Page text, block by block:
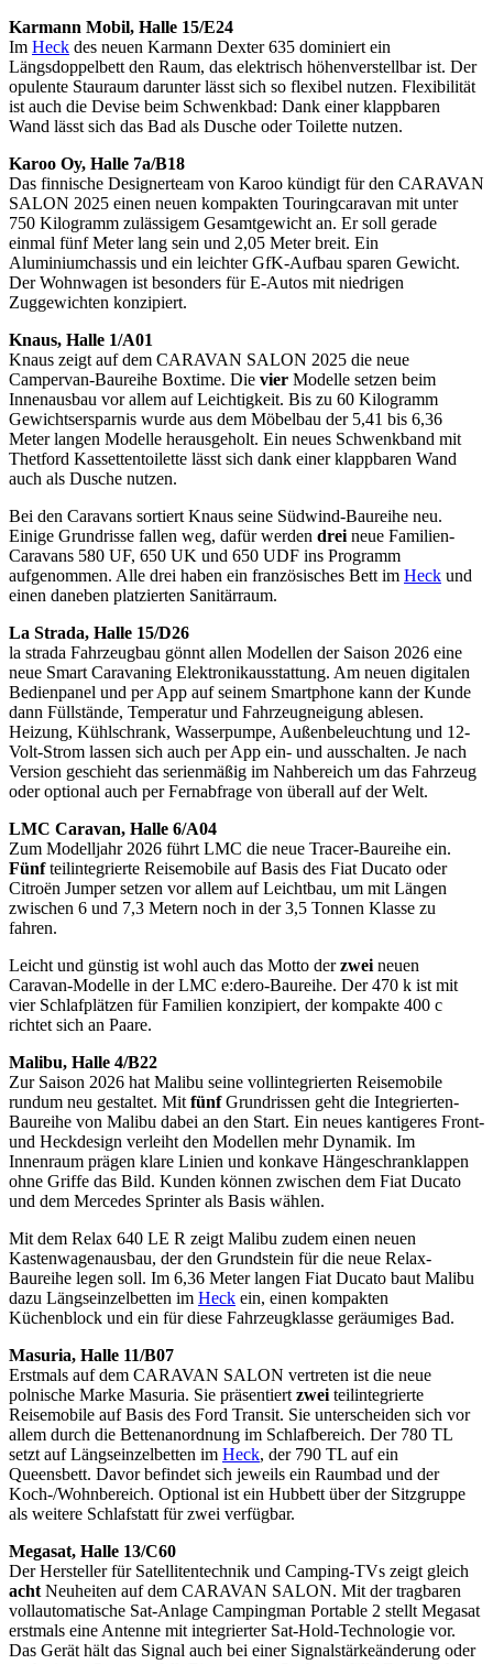
Karmann Mobil, Halle 15/E24
Im Heck des neuen Karmann Dexter 635 dominiert ein
Längsdoppelbett den Raum, das elektrisch höhenverstellbar ist. Der
opulente Stauraum darunter lässt sich so flexibel nutzen. Flexibilität
ist auch die Devise beim Schwenkbad: Dank einer klappbaren
Wand lässt sich das Bad als Dusche oder Toilette nutzen.
Karoo Oy, Halle 7a/B18
Das finnische Designerteam von Karoo kündigt für den CARAVAN
SALON 2025 einen neuen kompakten Touringcaravan mit unter
750 Kilogramm zulässigem Gesamtgewicht an. Er soll gerade
einmal fünf Meter lang sein und 2,05 Meter breit. Ein
Aluminiumchassis und ein leichter GfK-Aufbau sparen Gewicht.
Der Wohnwagen ist besonders für E-Autos mit niedrigen
Zuggewichten konzipiert.
Knaus, Halle 1/A01
Knaus zeigt auf dem CARAVAN SALON 2025 die neue
Campervan-Baureihe Boxtime. Die vier Modelle setzen beim
Innenausbau vor allem auf Leichtigkeit. Bis zu 60 Kilogramm
Gewichtsersparnis wurde aus dem Möbelbau der 5,41 bis 6,36
Meter langen Modelle herausgeholt. Ein neues Schwenkband mit
Thetford Kassettentoilette lässt sich dank einer klappbaren Wand
auch als Dusche nutzen.
Bei den Caravans sortiert Knaus seine Südwind-Baureihe neu.
Einige Grundrisse fallen weg, dafür werden drei neue Familien-
Caravans 580 UF, 650 UK und 650 UDF ins Programm
aufgenommen. Alle drei haben ein französisches Bett im Heck und
einen daneben platzierten Sanitärraum.
La Strada, Halle 15/D26
la strada Fahrzeugbau gönnt allen Modellen der Saison 2026 eine
neue Smart Caravaning Elektronikausstattung. Am neuen digitalen
Bedienpanel und per App auf seinem Smartphone kann der Kunde
dann Füllstände, Temperatur und Fahrzeugneigung ablesen.
Heizung, Kühlschrank, Wasserpumpe, Außenbeleuchtung und 12-
Volt-Strom lassen sich auch per App ein- und ausschalten. Je nach
Version geschieht das serienmäßig im Nahbereich um das Fahrzeug
oder optional auch per Fernabfrage von überall auf der Welt.
LMC Caravan, Halle 6/A04
Zum Modelljahr 2026 führt LMC die neue Tracer-Baureihe ein.
Fünfteilintegrierte Reisemobile auf Basis des Fiat Ducato oder
Citroën Jumper setzen vor allem auf Leichtbau, um mit Längen
zwischen 6 und 7,3 Metern noch in der 3,5 Tonnen Klasse zu
fahren.
Leicht und günstig ist wohl auch das Motto derzwei neuen
Caravan-Modelle in der LMC e:dero-Baureihe. Der 470 k ist mit
vier Schlafplätzen für Familien konzipiert, der kompakte 400 c
richtet sich an Paare.
Malibu, Halle 4/B22
Zur Saison 2026 hat Malibu seine vollintegrierten Reisemobile
rundum neu gestaltet. Mit fünfGrundrissen geht die Integrierten-
Baureihe von Malibu dabei an den Start. Ein neues kantigeres Front-
und Heckdesign verleiht den Modellen mehr Dynamik. Im
Innenraum prägen klare Linien und konkave Hängeschranklappen
ohne Griffe das Bild. Kunden können zwischen dem Fiat Ducato
und dem Mercedes Sprinter als Basis wählen.
Mit dem Relax 640 LE R zeigt Malibu zudem einen neuen
Kastenwagenausbau, der den Grundstein für die neue Relax-
Baureihe legen soll. Im 6,36 Meter langen Fiat Ducato baut Malibu
dazu Längseinzelbetten im Heck ein, einen kompakten
Küchenblock und ein für diese Fahrzeugklasse geräumiges Bad.
Masuria, Halle 11/B07
Erstmals auf dem CARAVAN SALON vertreten ist die neue
polnische Marke Masuria. Sie präsentiert zwei teilintegrierte
Reisemobile auf Basis des Ford Transit. Sie unterscheiden sich vor
allem durch die Bettenanordnung im Schlafbereich. Der 780 TL
setzt auf Längseinzelbetten im Heck, der 790 TL auf ein
Queensbett. Davor befindet sich jeweils ein Raumbad und der
Koch-/Wohnbereich. Optional ist ein Hubbett über der Sitzgruppe
als weitere Schlafstatt für zwei verfügbar.
Megasat, Halle 13/C60
Der Hersteller für Satellitentechnik und Camping-TVs zeigt gleich
acht Neuheiten auf dem CARAVAN SALON. Mit der tragbaren
vollautomatische Sat-Anlage Campingman Portable 2 stellt Megasat
erstmals eine Antenne mit integrierter Sat-Hold-Technologie vor.
Das Gerät hält das Signal auch bei einer Signalstärkeänderung oder